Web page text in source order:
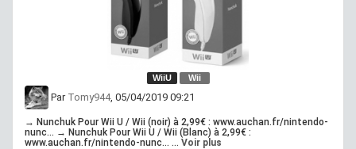
WiiU Wii
Par Tomy944, 05/04/2019 09:21
→ Nunchuk Pour Wii U / Wii (noir) à 2,99€ : www.auchan.fr/nintendo-
nunc... → Nunchuk Pour Wii U / Wii (Blanc) à 2,99€ :
www.auchan.fr/nintendo-nunc... ... Voir plus